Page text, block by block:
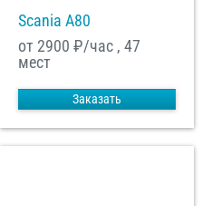
Scania A80
от 2900 ₽/час , 47
мест
Заказать